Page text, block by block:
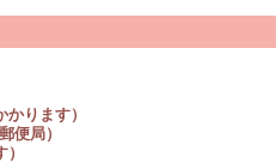
ります）
便局）